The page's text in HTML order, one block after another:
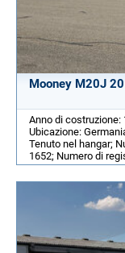
Mooney M20J
Anno di costruzione:
Ubicazione:
Tenuto nel hangar;
1652; Numero di